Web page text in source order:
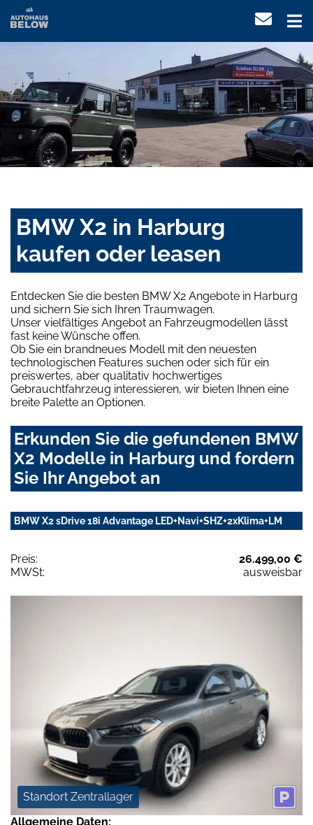
BMW X2 in Harburg
kaufen oder leasen
Entdecken Sie die besten BMW X2 Angebote in Harburg
und sichern Sie sich Ihren Traumwagen.
Unser vielfältiges Angebot an Fahrzeugmodellen lässt
fast keine Wünsche offen.
Ob Sie ein brandneues Modell mit den neuesten
technologischen Features suchen oder sich für ein
preiswertes, aber qualitativ hochwertiges
Gebrauchtfahrzeug interessieren, wir bieten Ihnen eine
breite Palette an Optionen.
Erkunden Sie die gefundenen BMW
X2 Modelle in Harburg und fordern
Sie Ihr Angebot an
BMW X2 sDrive 18i Advantage LED+Navi+SHZ+2xKlima+LM
Preis:
26.499,00 €
MWSt:
ausweisbar
Standort Zentrallager
Allgemeine Daten: